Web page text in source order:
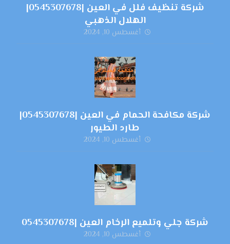
شركة تنظيف فلل في العين |0545307678|
الهلال الذهبي
أغسطس 10, 2024
شركة مكافحة الحمام في العين |0545307678|
طارد الطيور
أغسطس 10, 2024
شركة جلي وتلميع الرخام العين |0545307678
أغسطس 10, 2024